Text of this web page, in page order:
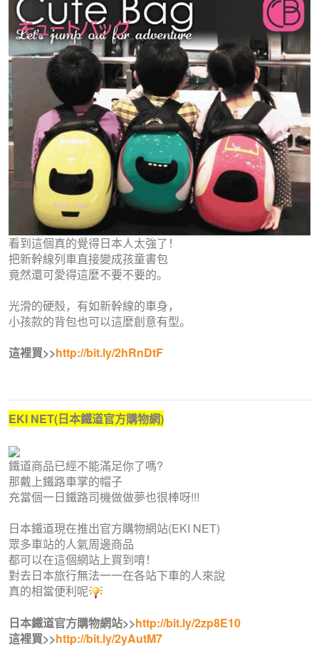
看到這個真的覺得日本人太強了！
把新幹線列車直接變成孩童書包
竟然還可愛得這麼不要不要的。
光滑的硬殼，有如新幹線的車身，
小孩款的背包也可以這麼創意有型。
這裡買>>http://bit.ly/2hRnDtF
EKI NET(日本鐵道官方購物網)
鐵道商品已經不能滿足你了嗎?
那戴上鐵路車掌的帽子
充當個一日鐵路司機做做夢也很棒呀!!!
日本鐵道現在推出官方購物網站(EKI NET)
眾多車站的人氣周邊商品
都可以在這個網站上買到唷！
對去日本旅行無法一一在各站下車的人來說
真的相當便利呢
日本鐵道官方購物網站>>http://bit.ly/2zp8E10
這裡買>>http://bit.ly/2yAutM7